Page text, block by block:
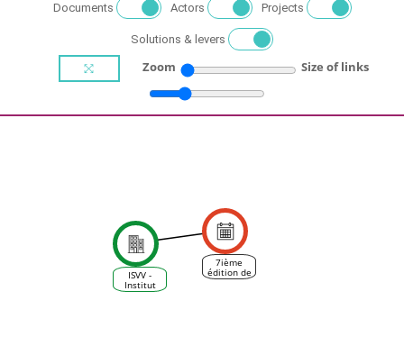
Documents Actors Projects
Solutions & levers
Zoom Size of links
7ième
édition de
son
ISVV -
Institut
des